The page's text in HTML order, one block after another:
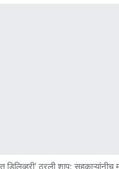
डिलिव्हरी’ ठरली शाप;